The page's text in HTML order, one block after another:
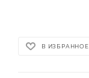
В ИЗБРАННОЕ